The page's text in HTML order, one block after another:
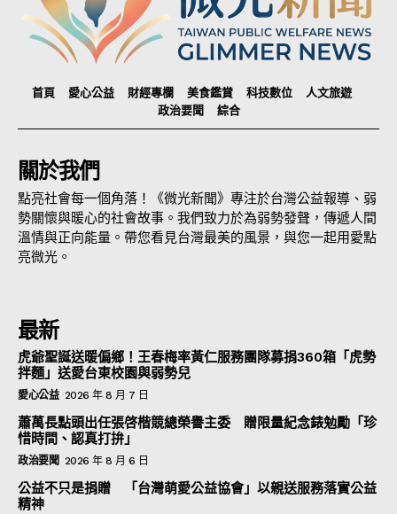
首頁 愛心公益 財經專欄 美食鑑賞 科技數位
人文旅遊
政治要聞
綜合
關於我們
點亮社會每一個角落！《微光新聞》專注於台灣公益報導、弱
勢關懷與暖心的社會故事。我們致力於為弱勢發聲，傳遞人間
溫情與正向能量。帶您看見台灣最美的風景，與您一起用愛點
亮微光。
最新
虎爺聖誕送暖偏鄉！王春梅率黃仁服務團隊募捐360箱「虎勢
拌麵」送愛台東校園與弱勢兒
愛心公益 2026 年 8 月 7 日
蕭萬長點頭出任張啓楷競總榮譽主委 贈限量紀念錶勉勵「珍
惜時間、認真打拚」
政治要聞 2026 年 8 月 6 日
公益不只是捐贈 「台灣萌愛公益協會」以親送服務落實公益
精神